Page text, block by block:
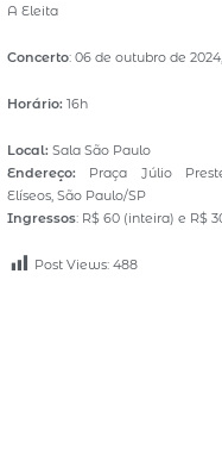
A Eleita
Concerto: 06 de outubro de
Horário: 16h
Local: Sala São Paulo
Endereço: Praça Júlio
Elíseos, São Paulo/SP
Ingressos: R$ 60 (inteira) e R$
Post Views: 488